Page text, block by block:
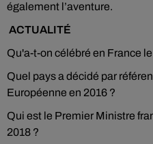
également l’aventure.
ACTUALITÉ
Qu'a-t-on célébré en France
Quel pays a décidé par
Européenne en 2016 ?
Qui est le Premier Ministre
2018 ?